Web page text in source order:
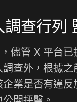
調查行列
儘管 X 平台
查外，根據之
業是否有違